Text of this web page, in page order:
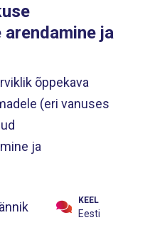
ja
õppekava
(eri vanuses
ja
KEEL
Eesti